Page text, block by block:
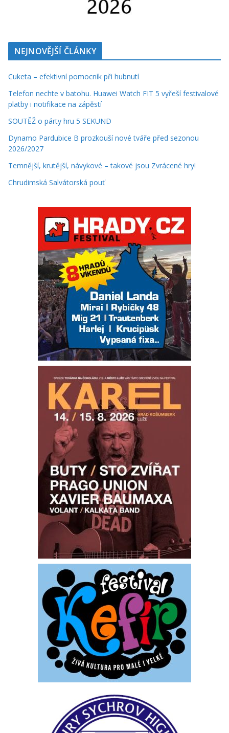
NEJNOVĚJŠÍ ČLÁNKY
Cuketa – efektivní pomocník při hubnutí
Telefon nechte v batohu. Huawei Watch FIT 5 vyřeší festivalové
platby i notifikace na zápěstí
SOUTĚŽ o párty hru 5 SEKUND
Dynamo Pardubice B prozkouší nové tváře před sezonou
2026/2027
Temnější, krutější, návykové – takové jsou Zvrácené hry!
Chrudimská Salvátorská pouť